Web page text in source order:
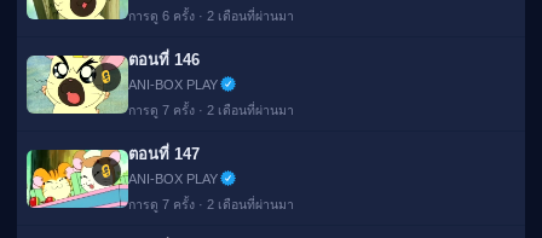
การดู 6 ครั้ง · 2 เดือนที่ผ่านมา
🔒
ตอนที่ 146
ANI-BOX PLAY
การดู 7 ครั้ง · 2 เดือนที่ผ่านมา
🔒
ตอนที่ 147
ANI-BOX PLAY
การดู 7 ครั้ง · 2 เดือนที่ผ่านมา